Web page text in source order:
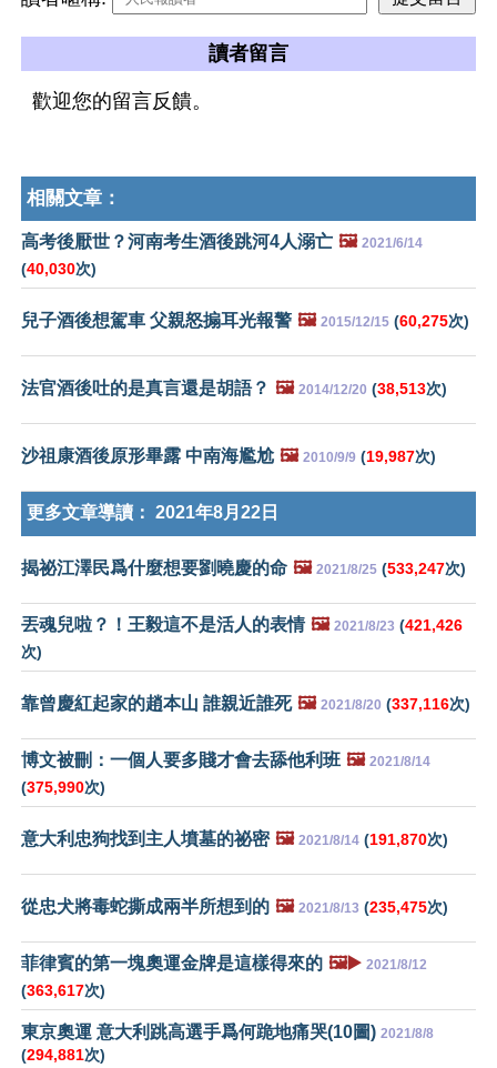
讀者留言
歡迎您的留言反饋。
相關文章：
高考後厭世？河南考生酒後跳河4人溺亡 🖼️ 2021/6/14
(40,030次)
兒子酒後想駕車 父親怒搧耳光報警 🖼️ 2015/12/15 (60,275次)
法官酒後吐的是真言還是胡語？ 🖼️ 2014/12/20 (38,513次)
沙祖康酒後原形畢露 中南海尷尬 🖼️ 2010/9/9 (19,987次)
更多文章導讀： 2021年8月22日
揭祕江澤民爲什麼想要劉曉慶的命 🖼️ 2021/8/25 (533,247次)
丟魂兒啦？！王毅這不是活人的表情 🖼️ 2021/8/23 (421,426
次)
靠曾慶紅起家的趙本山 誰親近誰死 🖼️ 2021/8/20 (337,116次)
博文被刪：一個人要多賤才會去舔他利班 🖼️ 2021/8/14
(375,990次)
意大利忠狗找到主人墳墓的祕密 🖼️ 2021/8/14 (191,870次)
從忠犬將毒蛇撕成兩半所想到的 🖼️ 2021/8/13 (235,475次)
菲律賓的第一塊奧運金牌是這樣得來的 🖼️▶️ 2021/8/12
(363,617次)
東京奧運 意大利跳高選手爲何跪地痛哭(10圖) 2021/8/8
(294,881次)